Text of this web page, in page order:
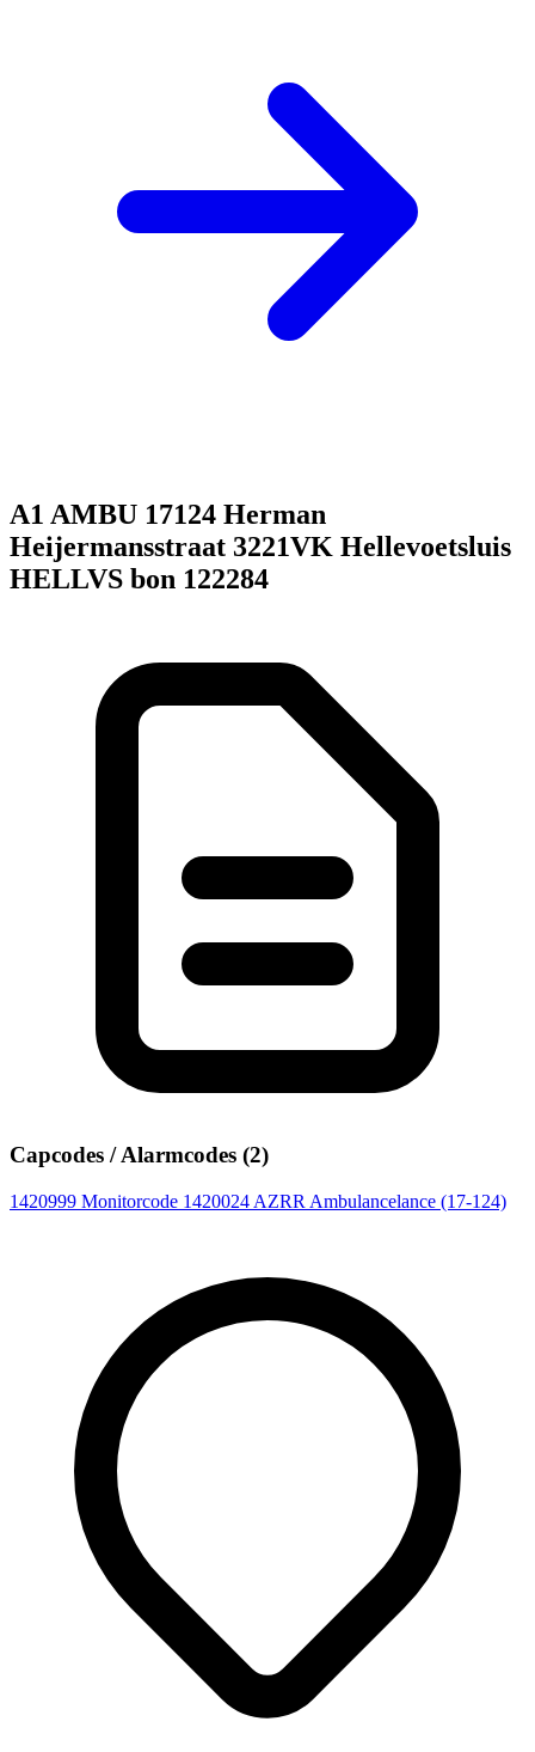
A1 AMBU 17124 Herman
Heijermansstraat 3221VK Hellevoetsluis
HELLVS bon 122284
Capcodes / Alarmcodes (2)
1420999 Monitorcode 1420024 AZRR Ambulancelance (17-124)